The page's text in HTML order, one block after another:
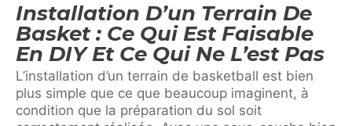
Installation D’un Terrain De
Basket : Ce Qui Est Faisable
En DIY Et Ce Qui Ne L’est Pas
L’installation d’un terrain de basketball est bien
plus simple que ce que beaucoup imaginent, à
condition que la préparation du sol soit